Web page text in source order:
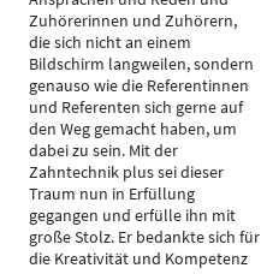
Zuhörerinnen und Zuhörern,
die sich nicht an einem
Bildschirm langweilen, sondern
genauso wie die Referentinnen
und Referenten sich gerne auf
den Weg gemacht haben, um
dabei zu sein. Mit der
Zahntechnik plus sei dieser
Traum nun in Erfüllung
gegangen und erfülle ihn mit
große Stolz. Er bedankte sich für
die Kreativität und Kompetenz